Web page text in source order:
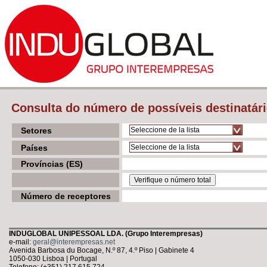
Consulta do número de possíveis
Setores Seleccione de la lista
Países Seleccione de la lista
Províncias (ES)
Número de receptores
INDUGLOBAL UNIPESSOAL LDA. (Grupo Interempresas)
e-mail:geral@interempresas.net
Avenida Barbosa du Bocage, N.º 87, 4.º Piso | Gabinete 4
1050-030 Lisboa | Portugal